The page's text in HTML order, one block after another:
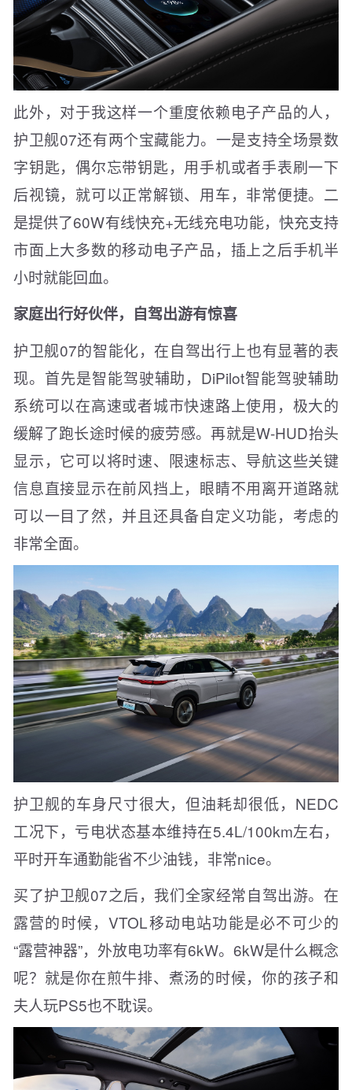
此外，对于我这样一个重度依赖电子产品的人，
护卫舰07还有两个宝藏能力。一是支持全场景数
字钥匙，偶尔忘带钥匙，用手机或者手表刷一下
后视镜，就可以正常解锁、用车，非常便捷。二
是提供了60W有线快充+无线充电功能，快充支持
市面上大多数的移动电子产品，插上之后手机半
小时就能回血。
家庭出行好伙伴，自驾出游有惊喜
护卫舰07的智能化，在自驾出行上也有显著的表
现。首先是智能驾驶辅助，DiPilot智能驾驶辅助
系统可以在高速或者城市快速路上使用，极大的
缓解了跑长途时候的疲劳感。再就是W-HUD抬头
显示，它可以将时速、限速标志、导航这些关键
信息直接显示在前风挡上，眼睛不用离开道路就
可以一目了然，并且还具备自定义功能，考虑的
非常全面。
护卫舰的车身尺寸很大，但油耗却很低，NEDC
工况下，亏电状态基本维持在5.4L/100km左右，
平时开车通勤能省不少油钱，非常nice。
买了护卫舰07之后，我们全家经常自驾出游。在
露营的时候，VTOL移动电站功能是必不可少的
“露营神器”，外放电功率有6kW。6kW是什么概念
呢？就是你在煎牛排、煮汤的时候，你的孩子和
夫人玩PS5也不耽误。